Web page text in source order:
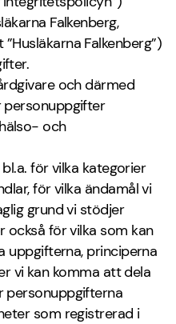
Falkenberg,
Falkenberg”)
och därmed
personuppgifter
och
för vilka kategorier
för vilka ändamål vi
grund vi stödjer
också för vilka som kan
uppgifterna, principerna
vi kan komma att dela
personuppgifterna
som registrerad i